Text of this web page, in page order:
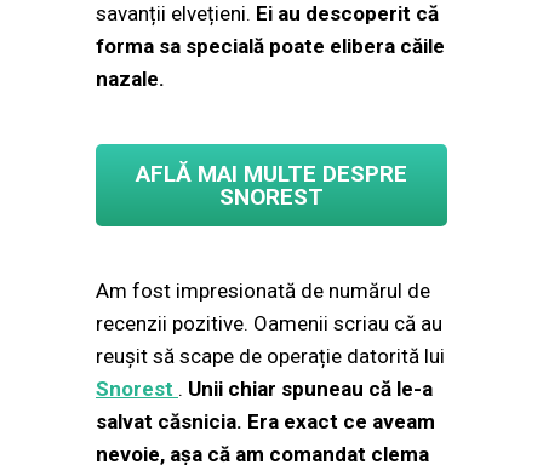
savanții elvețieni. Ei au descoperit că
forma sa specială poate elibera căile
nazale.
AFLĂ MAI MULTE DESPRE
SNOREST
Am fost impresionată de numărul de
recenzii pozitive. Oamenii scriau că au
reușit să scape de operație datorită lui
Snorest . Unii chiar spuneau că le-a
salvat căsnicia. Era exact ce aveam
nevoie, așa că am comandat clema